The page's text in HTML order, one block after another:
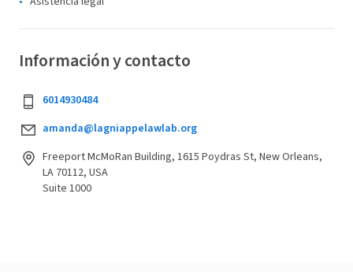
Información y contacto
6014930484
amanda@lagniappelawlab.org
Freeport McMoRan Building, 1615 Poydras St, New Orleans,
LA 70112, USA
Suite 1000